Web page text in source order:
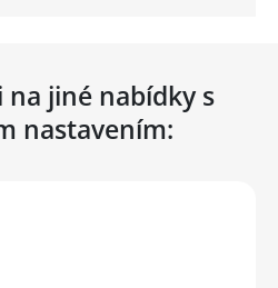
na jiné nabídky s
nastavením: